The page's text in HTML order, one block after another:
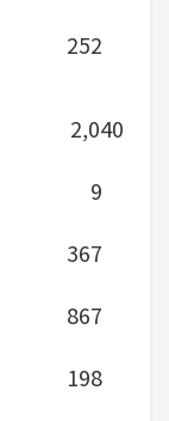
252
2,040
9
367
867
198